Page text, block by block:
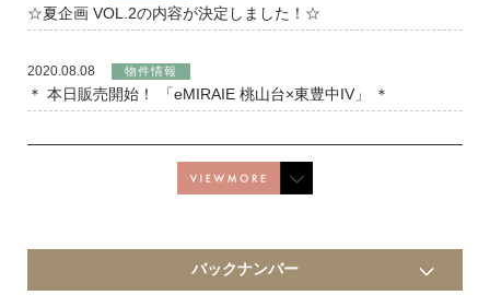
☆夏企画 VOL.2の内容が決定しました！☆
2020.08.08 物件情報
＊ 本日販売開始！ 「eMIRAIE 桃山台×東豊中IV」 ＊
バックナンバー